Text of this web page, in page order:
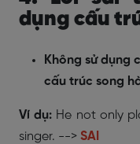
dụng cấu
Không sử dụng
cấu trúc song
Ví dụ: He not only
singer. --> SAI